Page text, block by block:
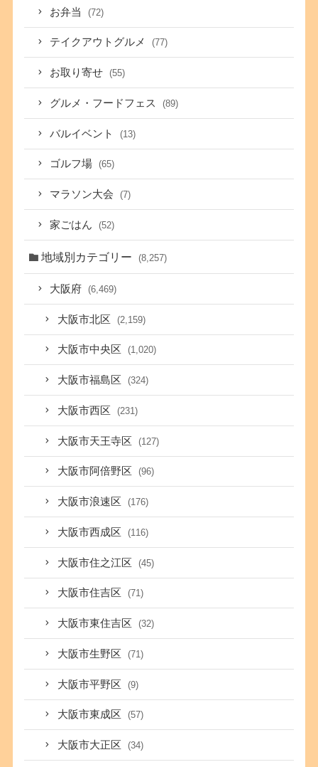
お弁当 (72)
テイクアウトグルメ (77)
お取り寄せ (55)
グルメ・フードフェス (89)
バルイベント (13)
ゴルフ場 (65)
マラソン大会 (7)
家ごはん (52)
地域別カテゴリー (8,257)
大阪府 (6,469)
大阪市北区 (2,159)
大阪市中央区 (1,020)
大阪市福島区 (324)
大阪市西区 (231)
大阪市天王寺区 (127)
大阪市阿倍野区 (96)
大阪市浪速区 (176)
大阪市西成区 (116)
大阪市住之江区 (45)
大阪市住吉区 (71)
大阪市東住吉区 (32)
大阪市生野区 (71)
大阪市平野区 (9)
大阪市東成区 (57)
大阪市大正区 (34)